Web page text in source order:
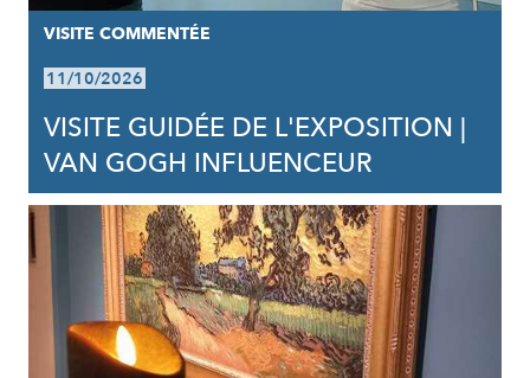
VISITE COMMENTÉE
11/10/2026
VISITE GUIDÉE DE L'EXPOSITION |
VAN GOGH INFLUENCEUR